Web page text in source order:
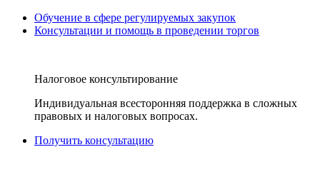
Обучение в сфере регулируемых закупок
Консультации и помощь в проведении торгов
Налоговое консультирование
Индивидуальная всесторонняя поддержка в сложных
правовых и налоговых вопросах.
Получить консультацию